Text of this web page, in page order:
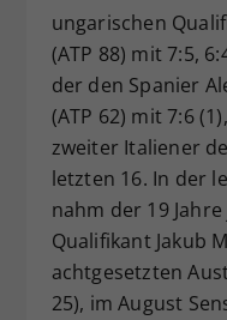
ungarischen
(ATP 88) mit 7:5,
der den Spanier
(ATP 62) mit 7:6
zweiter Italiener
letzten 16. In der
nahm der 19
Qualifikant Jakub
achtgesetzten
25), im August